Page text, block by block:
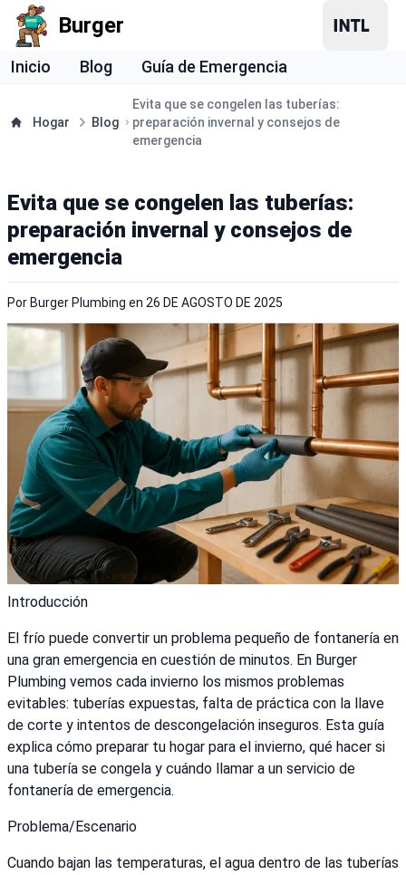
Burger
Inicio Blog Guía de Emergencia
Hogar Blog
Evita que se congelen las tuberías:
preparación invernal y consejos de
emergencia
Evita que se congelen las tuberías:
preparación invernal y consejos de
emergencia
Por Burger Plumbing en 26 DE AGOSTO DE 2025
Introducción
El frío puede convertir un problema pequeño de fontanería en
una gran emergencia en cuestión de minutos. En Burger
Plumbing vemos cada invierno los mismos problemas
evitables: tuberías expuestas, falta de práctica con la llave
de corte y intentos de descongelación inseguros. Esta guía
explica cómo preparar tu hogar para el invierno, qué hacer si
una tubería se congela y cuándo llamar a un servicio de
fontanería de emergencia.
Problema/Escenario
Cuando bajan las temperaturas, el agua dentro de las tuberías